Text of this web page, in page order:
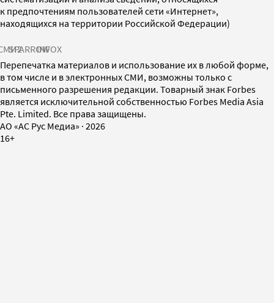
к предпочтениям пользователей сети «Интернет»,
находящихся на территории Российской Федерации)
SPARROWINFOX
Перепечатка материалов и использование их в любой форме,
в том числе и в электронных СМИ, возможны только с
письменного разрешения редакции. Товарный знак Forbes
является исключительной собственностью Forbes Media Asia
Pte. Limited. Все права защищены.
AO «АС Рус Медиа» · 2026
16+